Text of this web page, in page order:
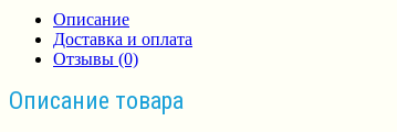
Описание
Доставка и оплата
Отзывы (0)
Описание товара